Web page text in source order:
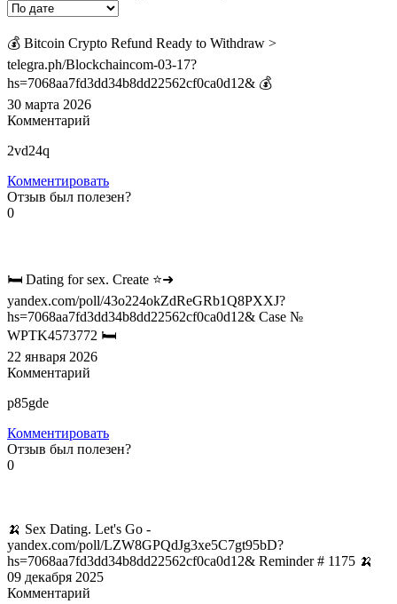
💰 Bitcoin Crypto Refund Ready to Withdraw >
telegra.ph/Blockchaincom-03-17?
hs=7068aa7fd3dd34b8dd22562cf0ca0d12& 💰
30 марта 2026
Комментарий
2vd24q
Комментировать
Отзыв был полезен?
0
🛏️ Dating for sex. Create ⭐➜
yandex.com/poll/43o224okZdReGRb1Q8PXXJ?
hs=7068aa7fd3dd34b8dd22562cf0ca0d12& Case №
WPTK4573772 🛏️
22 января 2026
Комментарий
p85gde
Комментировать
Отзыв был полезен?
0
🍌 Sex Dating. Let's Go -
yandex.com/poll/LZW8GPQdJg3xe5C7gt95bD?
hs=7068aa7fd3dd34b8dd22562cf0ca0d12& Reminder # 1175 🍌
09 декабря 2025
Комментарий